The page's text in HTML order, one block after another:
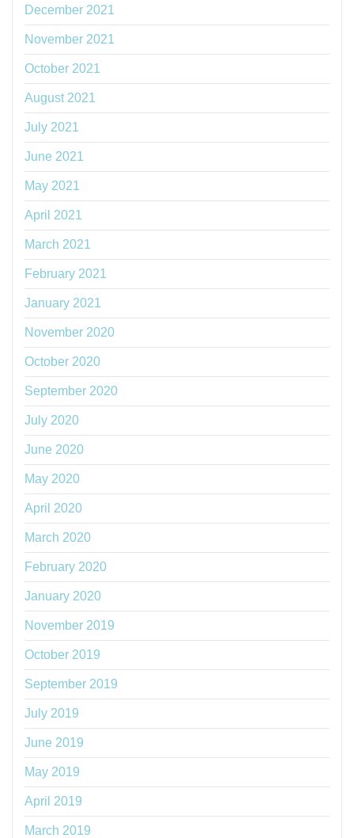
December 2021
November 2021
October 2021
August 2021
July 2021
June 2021
May 2021
April 2021
March 2021
February 2021
January 2021
November 2020
October 2020
September 2020
July 2020
June 2020
May 2020
April 2020
March 2020
February 2020
January 2020
November 2019
October 2019
September 2019
July 2019
June 2019
May 2019
April 2019
March 2019